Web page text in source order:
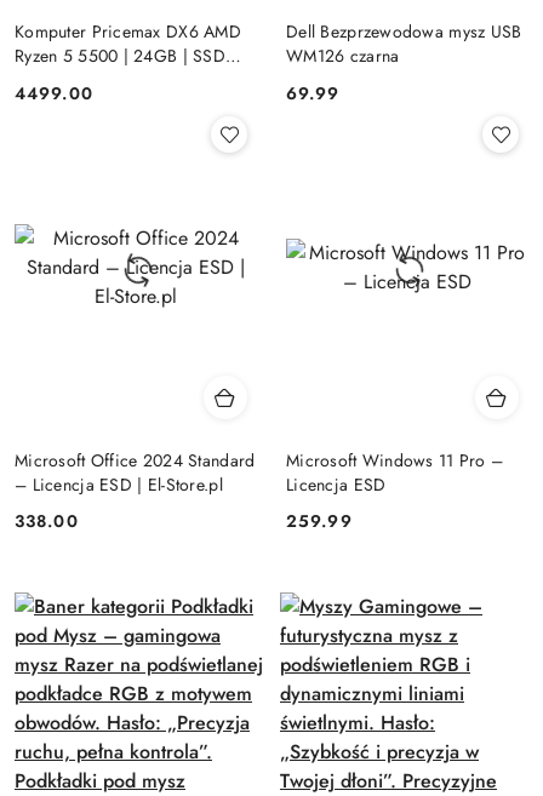
Komputer Pricemax DX6 AMD
Ryzen 5 5500 | 24GB | SSD
Win 11 | Mysz+ klawiatura 3 lata
Cena:
4499.00
Dell Bezprzewodowa mysz USB
WM126 czarna
Cena:
69.99
Microsoft Office 2024 Standard
– Licencja ESD | El-Store.pl
Cena:
338.00
Microsoft Windows 11 Pro –
Licencja ESD
Cena:
259.99